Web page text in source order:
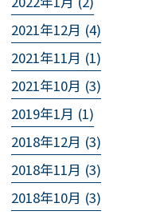
2021年12月 (4)
2021年11月 (1)
2021年10月 (3)
2019年1月 (1)
2018年12月 (3)
2018年11月 (3)
2018年10月 (3)